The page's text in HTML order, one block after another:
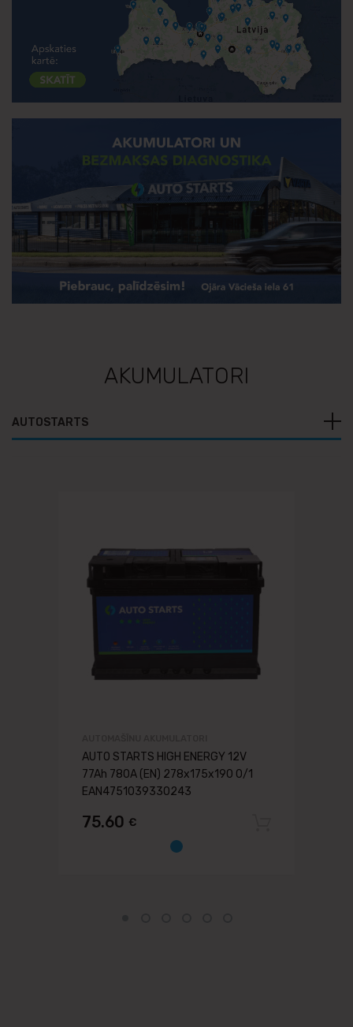
AKUMULATORI
AUTOSTARTS
AUTO STARTS HIGH ENERGY 12V
77Ah 780A (EN) 278x175x190 0/1
EAN4751039330243
75.60 €